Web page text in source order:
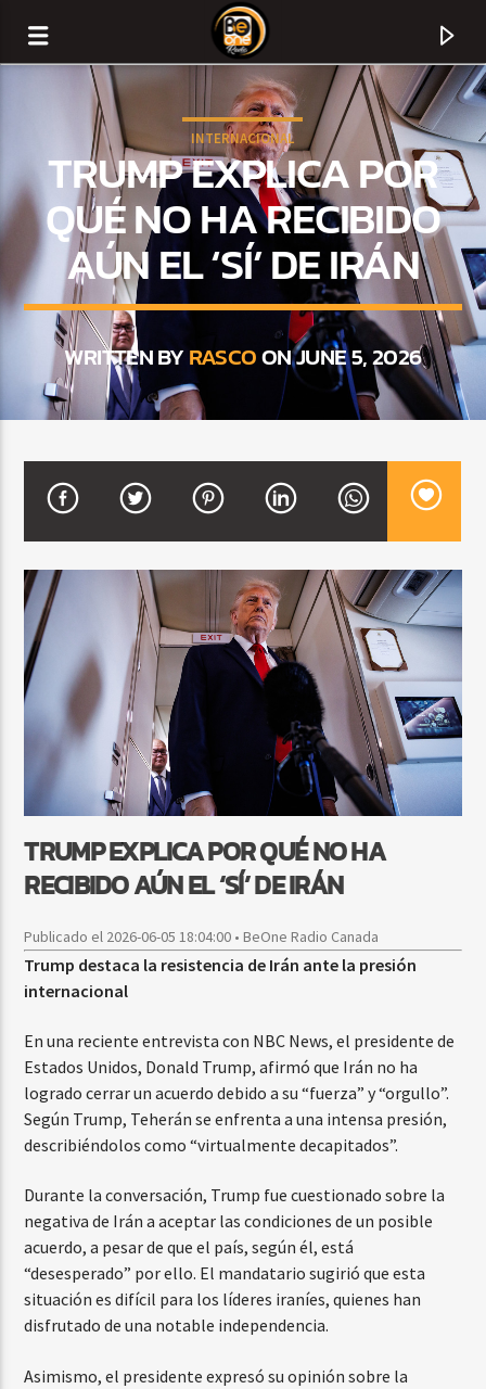
CURRENT TRACK
ARTIST
CURRENT SHOW
FIESTA DJ MIX
9:00 PM 12:00 AM
Beone Radio
INTERNACIONAL
TRUMP EXPLICA POR
QUÉ NO HA RECIBIDO
AÚN EL ‘SÍ’ DE IRÁN
WRITTEN BYRASCOON JUNE 5, 2026
TRUMP EXPLICA POR QUÉ NO HA
RECIBIDO AÚN EL ‘SÍ’ DE IRÁN
Publicado el 2026-06-05 18:04:00 • BeOne Radio Canada
Trump destaca la resistencia de Irán ante la presión
internacional
En una reciente entrevista con NBC News, el presidente de
Estados Unidos, Donald Trump, afirmó que Irán no ha
logrado cerrar un acuerdo debido a su “fuerza” y “orgullo”.
Según Trump, Teherán se enfrenta a una intensa presión,
describiéndolos como “virtualmente decapitados”.
Durante la conversación, Trump fue cuestionado sobre la
negativa de Irán a aceptar las condiciones de un posible
acuerdo, a pesar de que el país, según él, está
“desesperado” por ello. El mandatario sugirió que esta
situación es difícil para los líderes iraníes, quienes han
disfrutado de una notable independencia.
Asimismo, el presidente expresó su opinión sobre la